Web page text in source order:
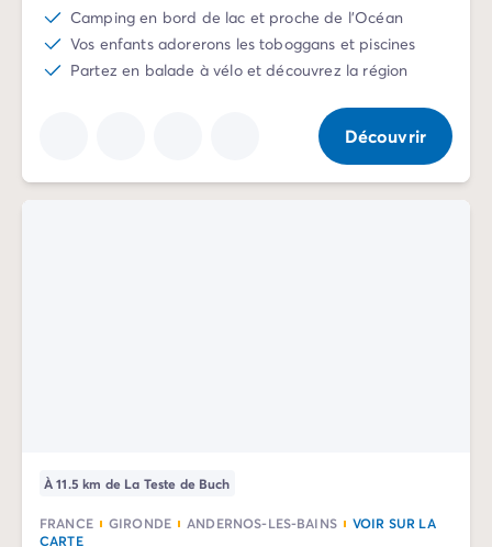
Camping Charente-Maritime
Camping Fouras
Camping La Palmyre
Camping Provence-Alpes-Côte d'Azur
Camping Alpes-de-Haute-Provence
Camping Saint-Tropez
Camping Vaucluse
Camping Avignon
Camping en bord de lac et proche de l'Océan
Vos enfants adorerons les toboggans et piscines
Partez en balade à vélo et découvrez la région
Découvrir
À 11.5 km de La Teste de Buch
FRANCE GIRONDE ANDERNOS-LES-BAINS
VOIR SUR LA
CARTE